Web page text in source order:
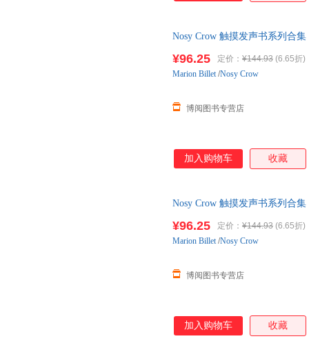
Nosy Crow 触摸发声书系列合集
¥96.25 定价： ¥144.93 (6.65折)
博阅图书专营店
Marion Billet/Nosy Crow
加入购物车 收藏
Nosy Crow 触摸发声书系列合集
¥96.25 定价： ¥144.93 (6.65折)
博阅图书专营店
Marion Billet/Nosy Crow
加入购物车 收藏